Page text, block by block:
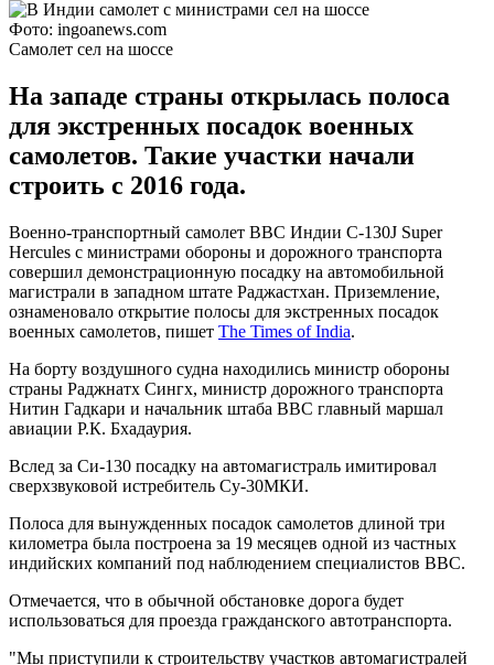
Фото: ingoanews.com
Самолет сел на шоссе
На западе страны открылась полоса
для экстренных посадок военных
самолетов. Такие участки начали
строить с 2016 года.
Военно-транспортный самолет ВВС Индии С-130J Super
Hercules с министрами обороны и дорожного транспорта
совершил демонстрационную посадку на автомобильной
магистрали в западном штате Раджастхан. Приземление,
ознаменовало открытие полосы для экстренных посадок
военных самолетов, пишет The Times of India.
На борту воздушного судна находились министр обороны
страны Раджнатх Сингх, министр дорожного транспорта
Нитин Гадкари и начальник штаба ВВС главный маршал
авиации Р.К. Бхадаурия.
Вслед за Си-130 посадку на автомагистраль имитировал
сверхзвуковой истребитель Су-30МКИ.
Полоса для вынужденных посадок самолетов длиной три
километра была построена за 19 месяцев одной из частных
индийских компаний под наблюдением специалистов ВВС.
Отмечается, что в обычной обстановке дорога будет
использоваться для проезда гражданского автотранспорта.
"Мы приступили к строительству участков автомагистралей